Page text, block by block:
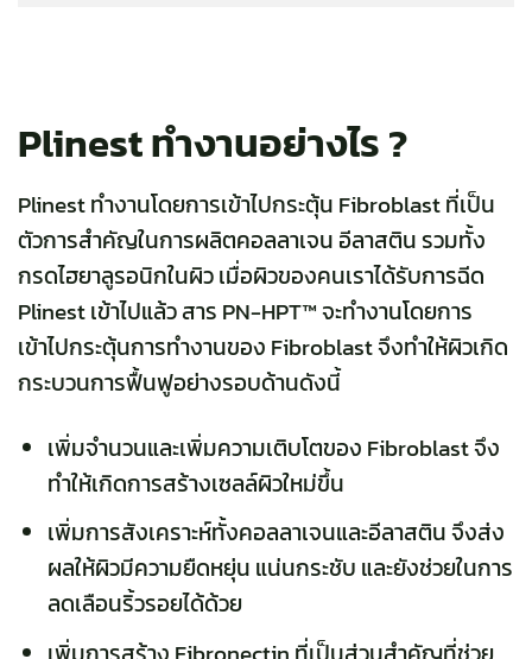
Plinest ทำงานอย่างไร ?
Plinest ทำงานโดยการเข้าไปกระตุ้น Fibroblast ที่เป็น
ตัวการสำคัญในการผลิตคอลลาเจน อีลาสติน รวมทั้ง
กรดไฮยาลูรอนิกในผิว เมื่อผิวของคนเราได้รับการฉีด
Plinest เข้าไปแล้ว สาร PN-HPT™ จะทำงานโดยการ
เข้าไปกระตุ้นการทำงานของ Fibroblast จึงทำให้ผิวเกิด
กระบวนการฟื้นฟูอย่างรอบด้านดังนี้
เพิ่มจำนวนและเพิ่มความเติบโตของ Fibroblast จึง
ทำให้เกิดการสร้างเซลล์ผิวใหม่ขึ้น
เพิ่มการสังเคราะห์ทั้งคอลลาเจนและอีลาสติน จึงส่ง
ผลให้ผิวมีความยืดหยุ่น แน่นกระชับ และยังช่วยในการ
ลดเลือนริ้วรอยได้ด้วย